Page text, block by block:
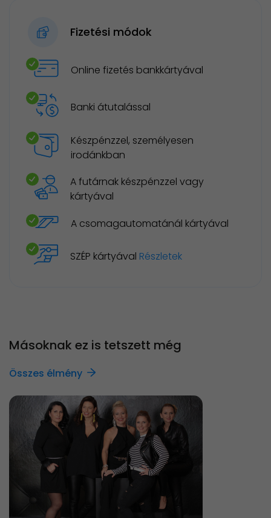
Fizetési módok
Online fizetés bankkártyával
Banki átutalással
Készpénzzel, személyesen
irodánkban
A futárnak készpénzzel vagy
kártyával
A csomagautomatánál kártyával
SZÉP kártyával Részletek
Másoknak ez is tetszett még
Összes élmény